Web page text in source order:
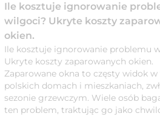
Ile kosztuje ignorowanie
wilgoci? Ukryte koszty
okien.
Ile kosztuje ignorowanie problemu
Ukryte koszty zaparowanych okien.
Zaparowane okna to częsty widok w
polskich domach i mieszkaniach,
sezonie grzewczym. Wiele osób
ten problem, traktując go jako